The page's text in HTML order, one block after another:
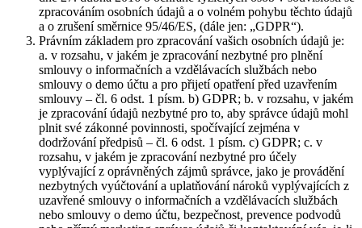
zpracováním osobních údajů a o volném pohybu těchto údajů
a o zrušení směrnice 95/46/ES, (dále jen: „GDPR“).
Právním základem pro zpracování vašich osobních údajů je:
a. v rozsahu, v jakém je zpracování nezbytné pro plnění
smlouvy o informačních a vzdělávacích službách nebo
smlouvy o demo účtu a pro přijetí opatření před uzavřením
smlouvy – čl. 6 odst. 1 písm. b) GDPR; b. v rozsahu, v jakém
je zpracování údajů nezbytné pro to, aby správce údajů mohl
plnit své zákonné povinnosti, spočívající zejména v
dodržování předpisů – čl. 6 odst. 1 písm. c) GDPR; c. v
rozsahu, v jakém je zpracování nezbytné pro účely
vyplývající z oprávněných zájmů správce, jako je provádění
nezbytných vyúčtování a uplatňování nároků vyplývajících z
uzavřené smlouvy o informačních a vzdělávacích službách
nebo smlouvy o demo účtu, bezpečnost, prevence podvodů